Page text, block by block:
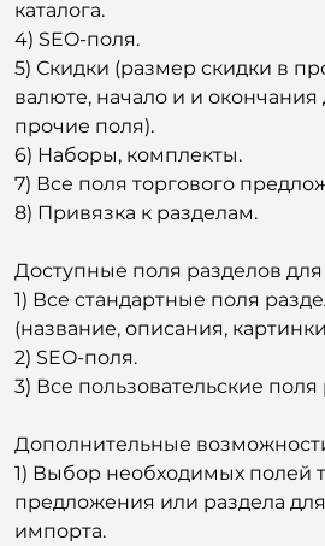
каталога.
4) SEO-поля.
5) Скидки (размер скидки в
валюте, начало и и окончания
прочие поля).
6) Наборы, комплекты.
7) Все поля торгового
8) Привязка к разделам.
Доступные поля разделов
1) Все стандартные поля
(название, описания,
2) SEO-поля.
3) Все пользовательские поля
Дополнительные
1) Выбор необходимых полей
предложения или раздела
импорта.